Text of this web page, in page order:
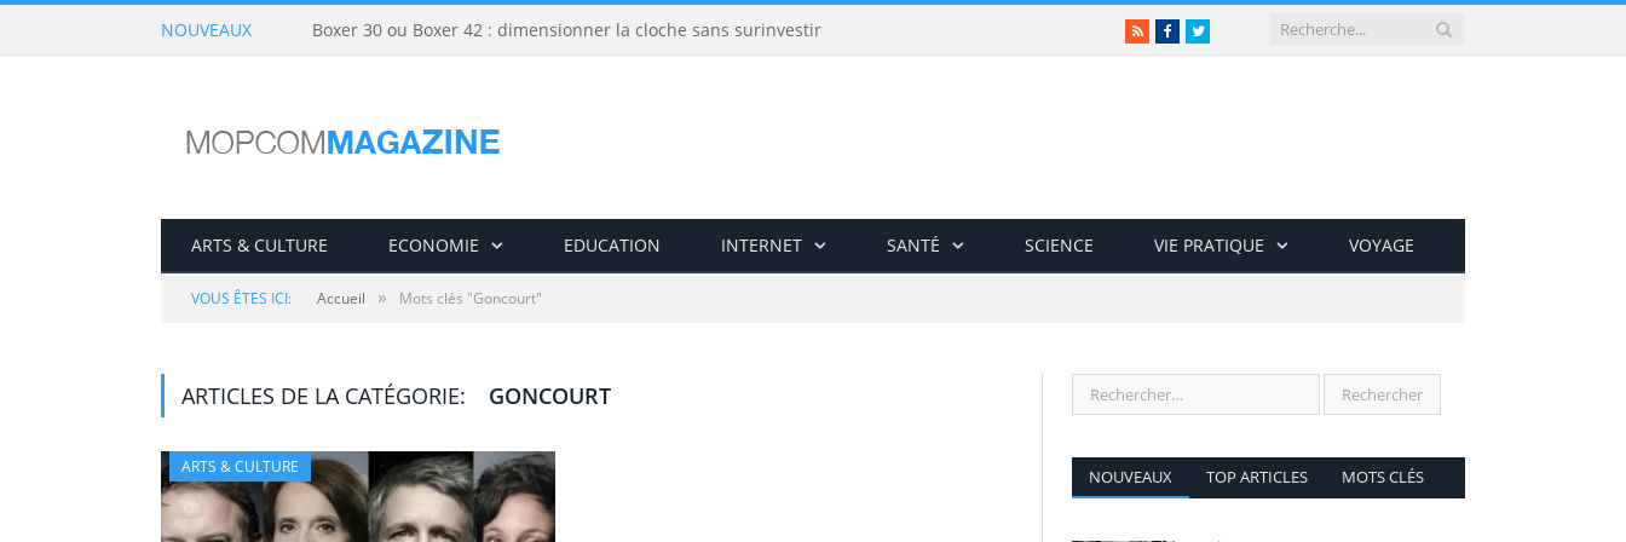
NOUVEAUX Boxer 30 ou Boxer 42 : dimensionner la cloche sans surinvestir RSSFacebookTwitter
ARTS & CULTURE ECONOMIE EDUCATION INTERNET SANTÉ SCIENCE VIE PRATIQUE VOYAGE
VOUS ÊTES ICI: Accueil » Mots clés "Goncourt"
ARTICLES DE LA CATÉGORIE: GONCOURT
ARTS & CULTURE NOUVEAUX TOP ARTICLES MOTS CLÉS